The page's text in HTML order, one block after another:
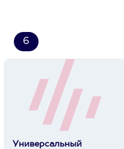
6
Универсальный